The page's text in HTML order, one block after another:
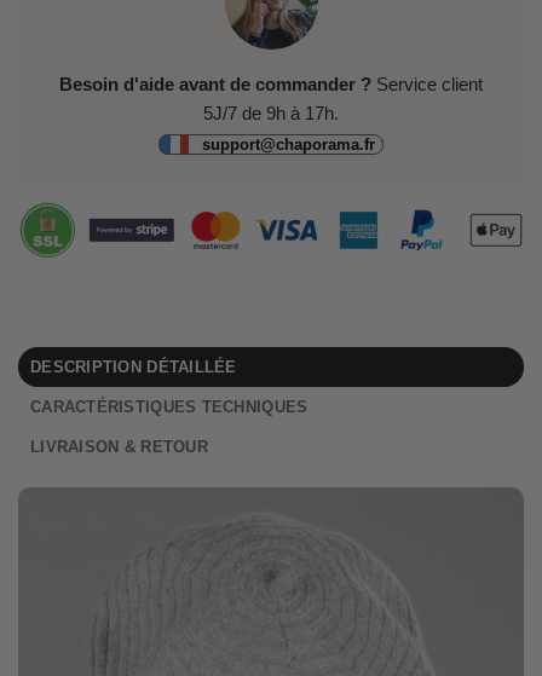
Besoin d'aide avant de commander ? Service client
5J/7 de 9h à 17h.
support@chaporama.fr
DESCRIPTION DÉTAILLÉE
CARACTÉRISTIQUES TECHNIQUES
LIVRAISON & RETOUR